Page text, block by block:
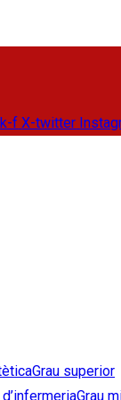
f X-twitter
Grau superior
Grau